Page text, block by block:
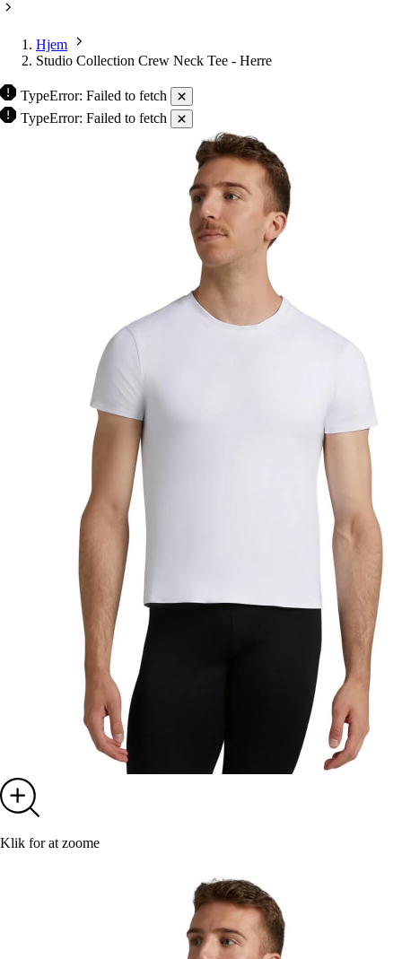
Hjem
Studio Collection Crew Neck Tee - Herre
TypeError: Failed to fetch
TypeError: Failed to fetch
Klik for at zoome